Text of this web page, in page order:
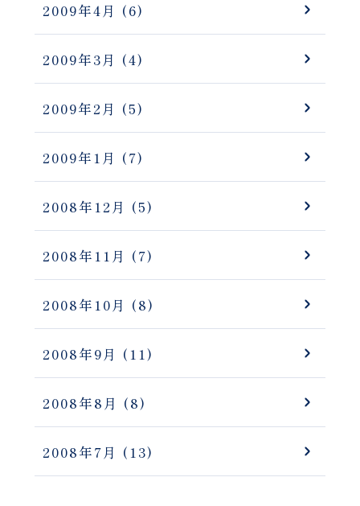
2009年4月 (6)
2009年3月 (4)
2009年2月 (5)
2009年1月 (7)
2008年12月 (5)
2008年11月 (7)
2008年10月 (8)
2008年9月 (11)
2008年8月 (8)
2008年7月 (13)